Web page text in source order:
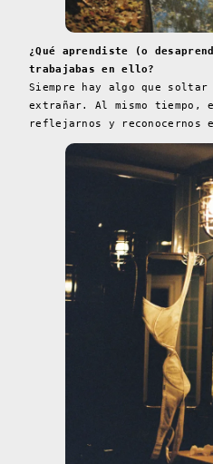
¿Qué aprendiste (o
trabajabas en ello?
Siempre hay algo que soltar
extrañar. Al mismo tiempo,
reflejarnos y reconocernos